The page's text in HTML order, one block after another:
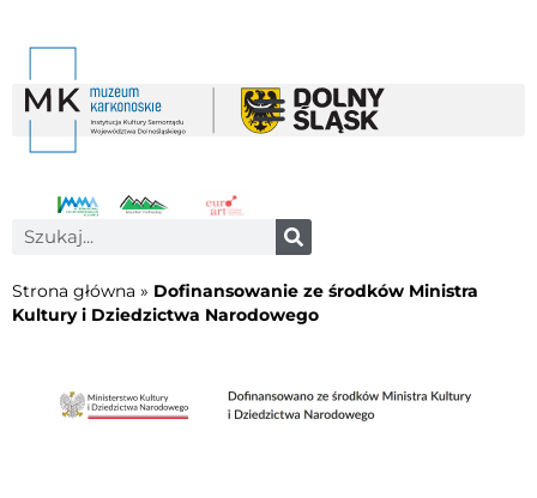
Strona główna » Dofinansowanie ze środków Ministra
Kultury i Dziedzictwa Narodowego